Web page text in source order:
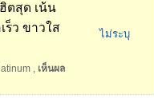
ตสุด เน้น
ร็ว ขาวใส
, เห็นผล
ไม่ระบุ